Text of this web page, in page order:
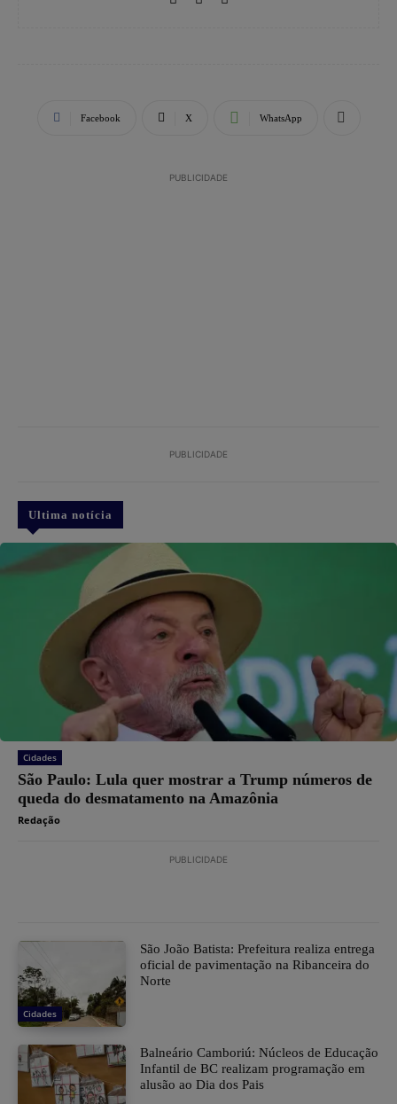
Facebook X WhatsApp
PUBLICIDADE
PUBLICIDADE
Ultima notícia
Cidades
São Paulo: Lula quer mostrar a Trump números de
queda do desmatamento na Amazônia
Redação
PUBLICIDADE
Cidades
São João Batista: Prefeitura realiza entrega
oficial de pavimentação na Ribanceira do
Norte
Balneário Camboriú: Núcleos de Educação
Infantil de BC realizam programação em
alusão ao Dia dos Pais